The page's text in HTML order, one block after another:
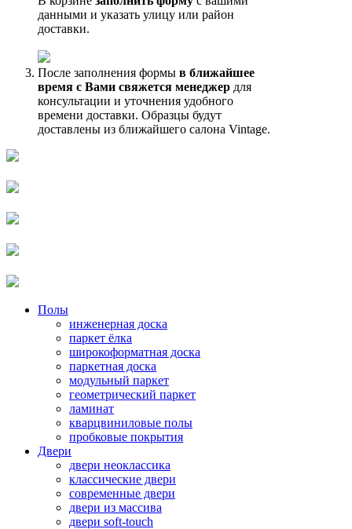
данными и указать улицу или район
доставки.
После заполнения формы в ближайшее
время с Вами свяжется менеджер для
консультации и уточнения удобного
времени доставки. Образцы будут
доставлены из ближайшего салона Vintage.
Полы
инженерная доска
паркет ёлка
широкоформатная доска
паркетная доска
модульный паркет
геометрический паркет
ламинат
кварцвиниловые полы
пробковые покрытия
Двери
двери неоклассика
классические двери
современные двери
двери из массива
двери soft-touch